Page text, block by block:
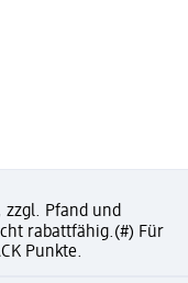
zzgl. Pfand und
rabattfähig.(#) Für
Punkte.